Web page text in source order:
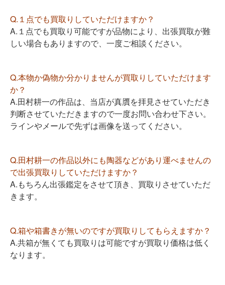
Q.１点でも買取りしていただけますか？
A.１点でも買取り可能ですが品物により、出張買取が難
しい場合もありますので、一度ご相談ください。
Q.本物か偽物か分かりませんが買取りしていただけます
か？
A.田村耕一の作品は、当店が真贋を拝見させていただき
判断させていただきますので一度お問い合わせ下さい。
ラインやメールで先ずは画像を送ってください。
Q.田村耕一の作品以外にも陶器などがあり運べませんの
で出張買取りしていただけますか？
A.もちろん出張鑑定をさせて頂き、買取りさせていただ
きます。
Q.箱や箱書きが無いのですが買取りしてもらえますか？
A.共箱が無くても買取りは可能ですが買取り価格は低く
なります。